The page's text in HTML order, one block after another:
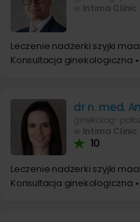
w Intima Clinic
Leczenie nadżerki szyjki
Konsultacja ginekologiczna
dr n. med.
ginekolog-
w Intima Clinic
10
Leczenie nadżerki szyjki
Konsultacja ginekologiczna